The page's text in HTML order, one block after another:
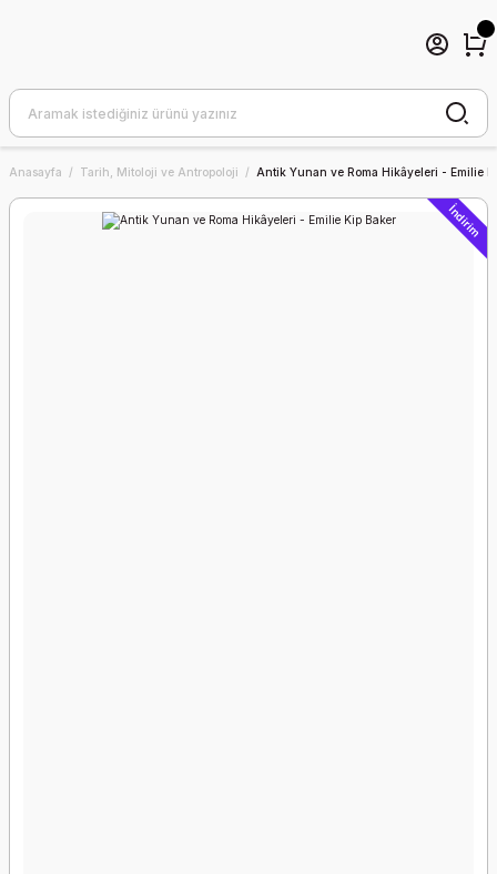
Anasayfa Tarih, Mitoloji ve Antropoloji Antik Yunan ve Roma Hikâyeleri - Emilie
İndirim